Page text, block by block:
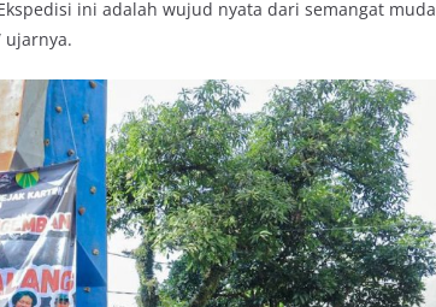
ini adalah wujud nyata dari semangat muda
ujarnya.